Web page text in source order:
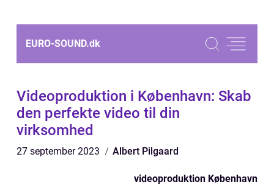
EURO-SOUND.dk
Videoproduktion i København: Skab
den perfekte video til din
virksomhed
27 september 2023 Albert Pilgaard
videoproduktion København